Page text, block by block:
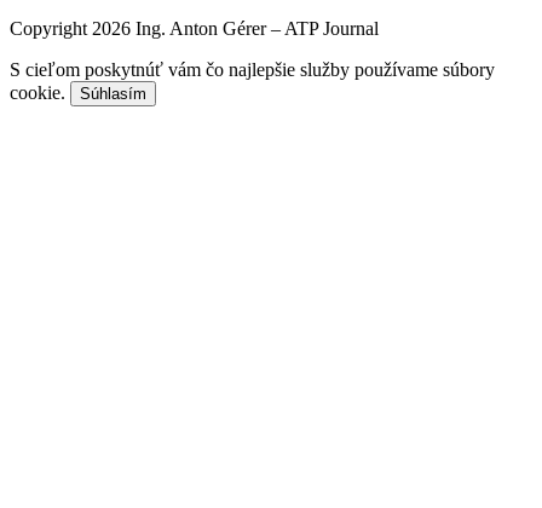
Copyright 2026 Ing. Anton Gérer – ATP Journal
S cieľom poskytnúť vám čo najlepšie služby používame súbory
cookie.
Súhlasím